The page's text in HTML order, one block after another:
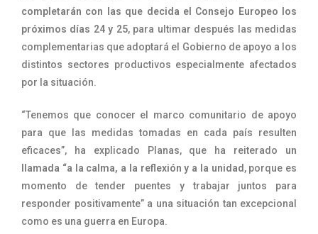
completarán con las que decida el Consejo Europeo los
próximos días 24 y 25, para ultimar después las medidas
complementarias que adoptará el Gobierno de apoyo a los
distintos sectores productivos especialmente afectados
por la situación.
“Tenemos que conocer el marco comunitario de apoyo
para que las medidas tomadas en cada país resulten
eficaces”, ha explicado Planas, que ha reiterado un
llamada “a la calma, a la reflexión y a la unidad , porque es
momento de tender puentes y trabajar juntos para
responder positivamente” a una situación tan excepcional
como es una guerra en Europa.